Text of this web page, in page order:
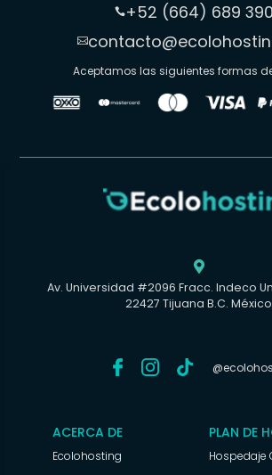
+52 (664) 689

Aceptamos las siguientes formas

Av. Universidad #2096 Fracc. Indeco
22427 Tijuana B.C. México
ACERCA DE
Ecolohosting
PLAN DE
Hospedaje